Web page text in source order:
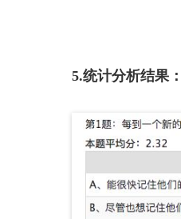
5.统计分析结果：